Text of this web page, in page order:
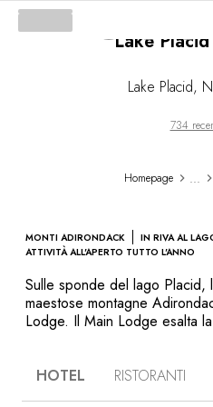
Lake
Lake Placid,
734
Homepage ...
MONTI ADIRONDACK IN RIVA AL
ATTIVITÀ ALL'APERTO TUTTO L'ANNO
Sulle sponde del lago
maestose montagne
Lodge. Il Main Lodge esalta
artigiani locali.
HOTEL RISTORANTI